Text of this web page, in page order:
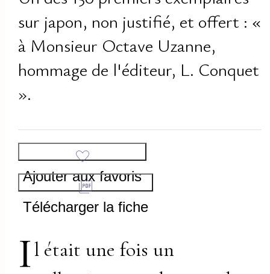
sur japon, non justifié, et offert : «
à Monsieur Octave Uzanne,
hommage de l'éditeur, L. Conquet
».
Ajouter aux favoris
Télécharger la fiche
Il était une fois un